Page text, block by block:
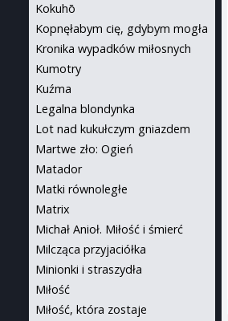
Kokuhō
Kopnęłabym cię, gdybym mogła
Kronika wypadków miłosnych
Kumotry
Kuźma
Legalna blondynka
Lot nad kukułczym gniazdem
Martwe zło: Ogień
Matador
Matki równoległe
Matrix
Michał Anioł. Miłość i śmierć
Milcząca przyjaciółka
Minionki i straszydła
Miłość
Miłość, która zostaje